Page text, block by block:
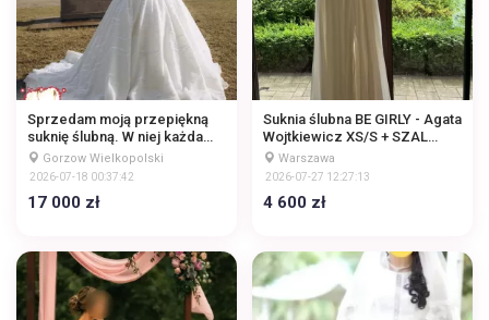
Sprzedam moją przepiękną
suknię ślubną. W niej każda
panna młoda poczuje się jak
prawdziwa księżniczka.
żywo, jak i na zdję
Gorzow Wielkopolski
2026-07-18 00:37:42
17 000 zł
Suknia ślubna BE GIRLY - Agata
Wojtkiewicz XS/S + SZAL
JEDWABNY
Warszawa
2026-07-27 12:27:13
4 600 zł